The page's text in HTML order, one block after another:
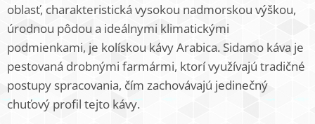
oblasť, charakteristická vysokou nadmorskou výškou,
úrodnou pôdou a ideálnymi klimatickými
podmienkami, je kolískou kávy Arabica. Sidamo káva je
pestovaná drobnými farmármi, ktorí využívajú tradičné
postupy spracovania, čím zachovávajú jedinečný
chuťový profil tejto kávy.